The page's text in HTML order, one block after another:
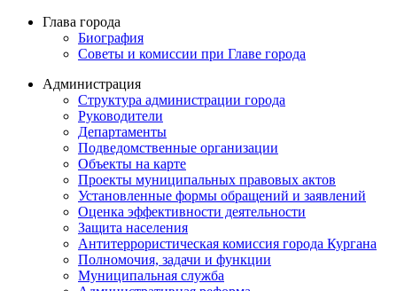
Глава города
Биография
Советы и комиссии при Главе города
Администрация
Структура администрации города
Руководители
Департаменты
Подведомственные организации
Объекты на карте
Проекты муниципальных правовых актов
Установленные формы обращений и заявлений
Оценка эффективности деятельности
Защита населения
Антитеррористическая комиссия города Кургана
Полномочия, задачи и функции
Муниципальная служба